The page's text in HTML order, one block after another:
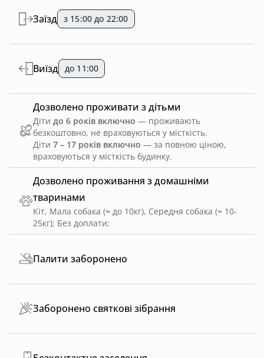
Дозволено проживання з домашніми
тваринами
Кіт, Мала собака (≈ до 10кг), Середня собака (≈ 10-
25кг); Без доплати;
Заїзд з 15:00 до 22:00
Виїзд до 11:00
Дозволено проживати з дітьми
Діти до 6 років включно — проживають
безкоштовно, не враховуються у місткість.
Діти 7 – 17 років включно — за повною ціною,
враховуються у місткість будинку.
Палити заборонено
Заборонено святкові зібрання